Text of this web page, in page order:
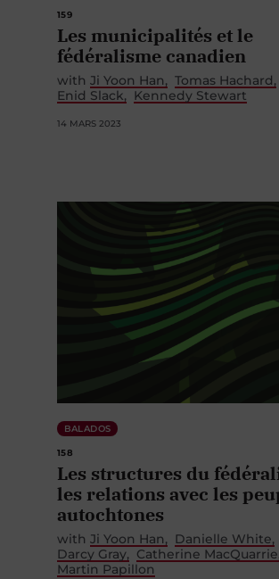
159
Les municipalités et le
fédéralisme canadien
with Ji Yoon Han
Tomas Hachard
Enid Slack
Kennedy Stewart
14 MARS 2023
BALADOS
158
Les structures du
les relations avec les
autochtones
with Ji Yoon Han
Danielle White
Darcy Gray
Catherine MacQuarrie
Martin Papillon